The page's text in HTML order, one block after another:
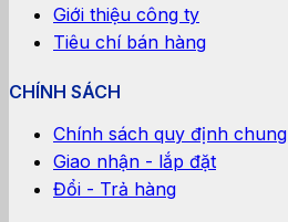
Giới thiệu công ty
Tiêu chí bán hàng
CHÍNH SÁCH
Chính sách quy định chung
Giao nhận - lắp đặt
Đổi - Trả hàng